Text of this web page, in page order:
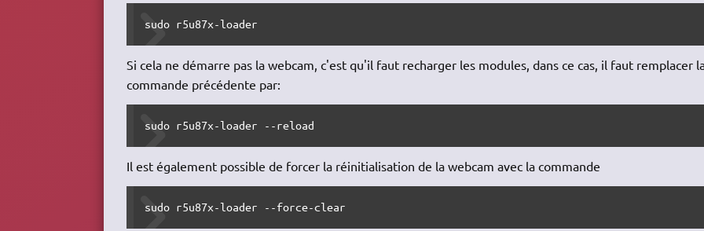
sudo r5u87x-loader
Si cela ne démarre pas la webcam, c'est qu'il faut recharger les modules, dans ce cas, il faut remplacer
commande précédente par:
sudo r5u87x-loader --reload
Il est également possible de forcer la réinitialisation de la webcam avec la commande
sudo r5u87x-loader --force-clear